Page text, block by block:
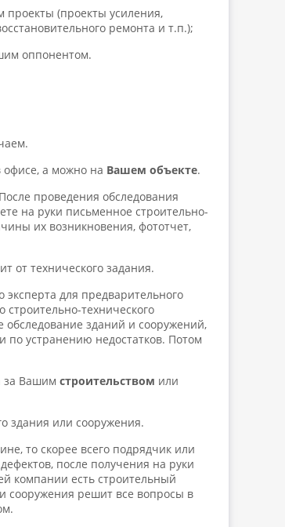
(проекты усиления,
ремонта и т.п.);
оппонентом.
офисе, а можно на Вашем объекте.
проведения обследования
на руки письменное строительно-
их возникновения, фототчет,
от технического задания.
для предварительного
технического
обследование зданий и сооружений,
по устранению недостатков. Потом
за Вашим строительством или
здания или сооружения.
то скорее всего подрядчик или
после получения на руки
компании есть строительный
сооружения решит все вопросы в